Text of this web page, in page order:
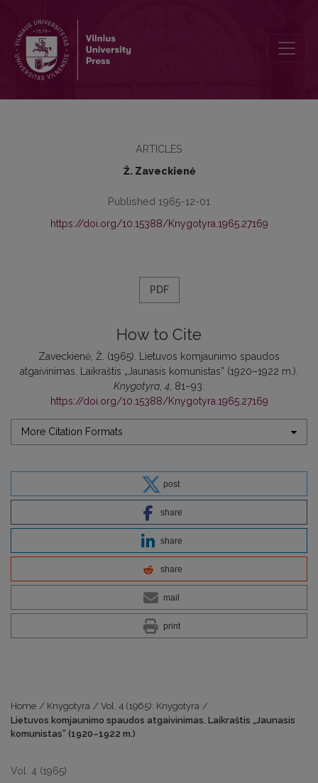
ARTICLES
Ž. Zaveckienė
Published 1965-12-01
https://doi.org/10.15388/Knygotyra.1965.27169
PDF
How to Cite
Zaveckienė, Ž. (1965). Lietuvos komjaunimo spaudos
atgaivinimas. Laikraštis „Jaunasis komunistas” (1920–1922 m.).
Knygotyra ,4 , 81–93.
https://doi.org/10.15388/Knygotyra.1965.27169
More Citation Formats
post
share
share
share
mail
print
Home / Knygotyra / Vol. 4 (1965): Knygotyra /
Lietuvos komjaunimo spaudos atgaivinimas. Laikraštis „Jaunasis
komunistas” (1920–1922 m.)
Vol. 4 (1965)